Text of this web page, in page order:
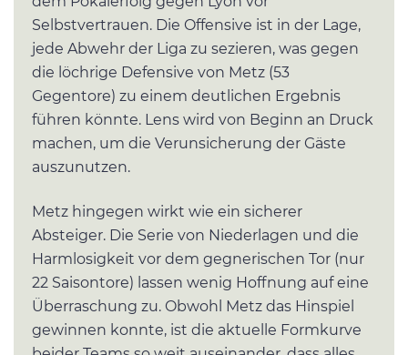
Selbstvertrauen. Die Offensive ist in der Lage,
jede Abwehr der Liga zu sezieren, was gegen
die löchrige Defensive von Metz (53
Gegentore) zu einem deutlichen Ergebnis
führen könnte. Lens wird von Beginn an Druck
machen, um die Verunsicherung der Gäste
auszunutzen.
Metz hingegen wirkt wie ein sicherer
Absteiger. Die Serie von Niederlagen und die
Harmlosigkeit vor dem gegnerischen Tor (nur
22 Saisontore) lassen wenig Hoffnung auf eine
Überraschung zu. Obwohl Metz das Hinspiel
gewinnen konnte, ist die aktuelle Formkurve